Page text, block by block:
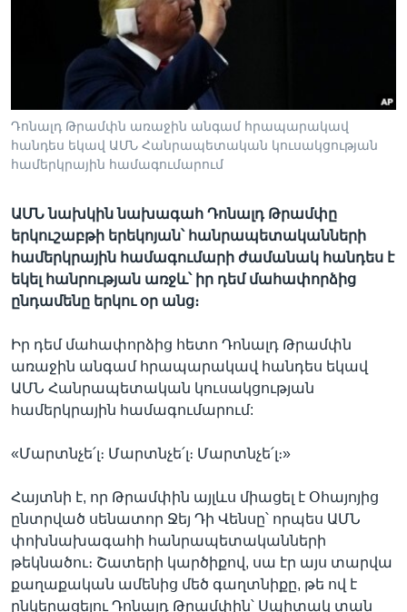
Լեզուներ
Դոնալդ Թրամփն առաջին անգամ հրապարակավ
հանդես եկավ ԱՄՆ Հանրապետական կուսակցության
համերկրային համագումարում
ԱՄՆ նախկին նախագահ Դոնալդ Թրամփը
երկուշաբթի երեկոյան՝ հանրապետականների
համերկրային համագումարի ժամանակ հանդես է
եկել հանրության առջև՝ իր դեմ մահափորձից
ընդամենը երկու օր անց։
Իր դեմ մահափորձից հետո Դոնալդ Թրամփն
առաջին անգամ հրապարակավ հանդես եկավ
ԱՄՆ Հանրապետական կուսակցության
համերկրային համագումարում:
«Մարտնչե՛լ։ Մարտնչե՛լ։ Մարտնչե՛լ։»
Հայտնի է, որ Թրամփին այլևս միացել է Օհայոյից
ընտրված սենատոր Ջեյ Դի Վենսը՝ որպես ԱՄՆ
փոխնախագահի հանրապետականների
թեկնածու։ Շատերի կարծիքով, սա էր այս տարվա
քաղաքական ամենից մեծ գաղտնիքը, թե ով է
ընկերացելու Դոնալդ Թրամփին՝ Սպիտակ տան